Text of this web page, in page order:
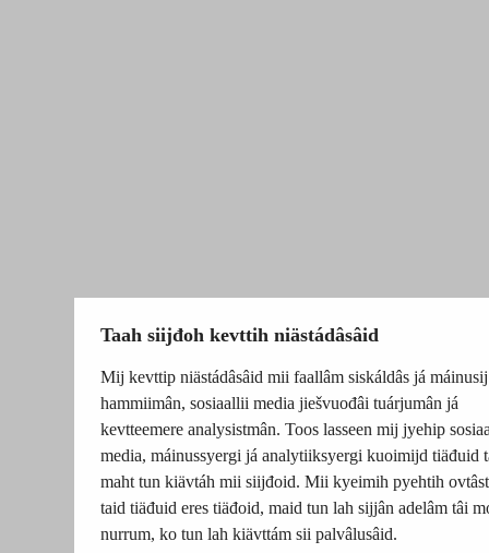
Taah siijđoh kevttih niästádâsâid
Mij kevttip niästádâsâid mii faallâm siskáldâs já máinusij
hammiimân, sosiaallii media jiešvuođâi tuárjumân já
kevtteemere analysistmân. Toos lasseen mij jyehip
media, máinussyergi já analytiiksyergi kuoimijd tiäđuid
maht tun kiävtáh mii siijđoid. Mii kyeimih pyehtih
taid tiäđuid eres tiäđoid, maid tun lah sijjân adelâm tâi
nurrum, ko tun lah kiävttám sii palvâlusâid.